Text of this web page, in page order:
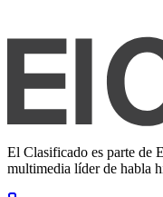
El Clasificado es parte de
multimedia líder de habla